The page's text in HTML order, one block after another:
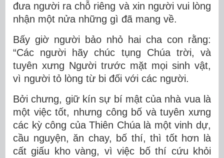
đưa người ra chỗ riêng và xin người vui lòng
nhận một nửa những gì đã mang về.
Bấy giờ người bảo nhỏ hai cha con rằng:
“Các người hãy chúc tụng Chúa trời, và
tuyên xưng Người trước mặt mọi sinh vật,
vì người tỏ lòng từ bi đối với các người.
Bởi chưng, giữ kín sự bí mật của nhà vua là
một việc tốt, nhưng công bố và tuyên xưng
các kỳ công của Thiên Chúa là một vinh dự,
cầu nguyện, ăn chay, bố thí, thì tốt hơn là
cất giấu kho vàng, vì việc bố thí cứu khỏi